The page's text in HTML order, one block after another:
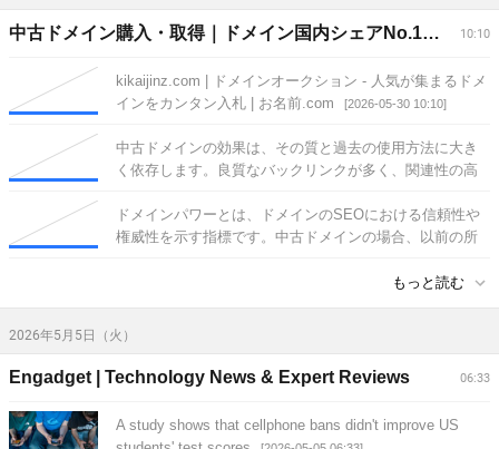
10:10
中古ドメイン購入・取得｜ドメイン国内シェアNo.1｜｜ドメイン取るならお名前.com
kikaijinz.com | ドメインオークション - 人気が集まるドメ
インをカンタン入札 | お名前.com
[2026-05-30 10:10]
中古ドメインの効果は、その質と過去の使用方法に大き
く依存します。良質なバックリンクが多く、関連性の高
な効果を [2026-05-30 08:10]
ドメインパワーとは、ドメインのSEOにおける信頼性や
権威性を示す指標です。中古ドメインの場合、以前の所
もっと読む
2026年5月5日（火）
06:33
Engadget | Technology News & Expert Reviews
A study shows that cellphone bans didn't improve US